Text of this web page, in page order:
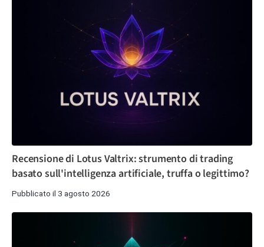
Recensione di Lotus Valtrix: strumento di trading
basato sull'intelligenza artificiale, truffa o legittimo?
Pubblicato il 3 agosto 2026